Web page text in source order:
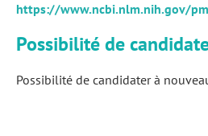
https://www.ncbi.nlm.nih.gov/
Possibilité de
Possibilité de candidater à